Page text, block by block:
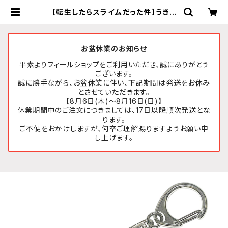
【転生したらスライムだった件】うきう
お盆休業のお知らせ
平素よりフィールショップをご利用いただき、誠にありがとう
ございます。
誠に勝手ながら、お盆休業に伴い、下記期間は発送をお休み
とさせていただきます。
【8月6日(木)～8月16日(日)】
休業期間中のご注文につきましては、17日以降順次発送とな
ります。
ご不便をおかけしますが、何卒ご理解賜りますようお願い申
し上げます。